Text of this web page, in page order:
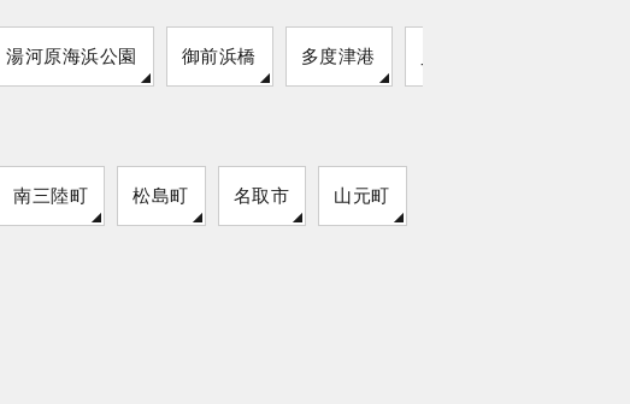
湯河原海浜公園 御前浜橋 多度津港
南三陸町 松島町 名取市 山元町